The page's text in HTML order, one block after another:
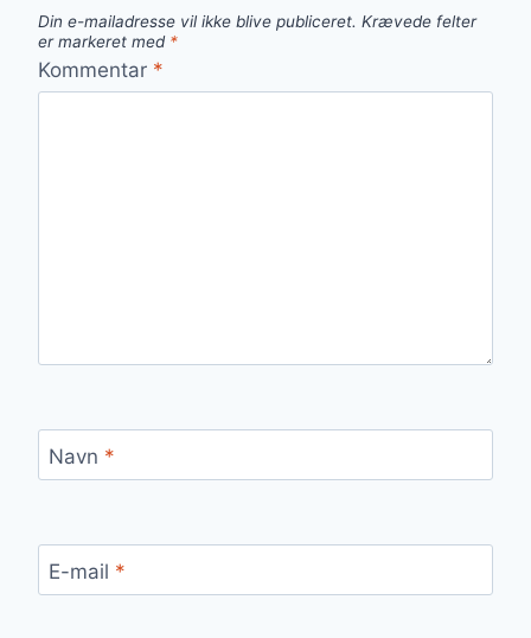
Din e-mailadresse vil ikke blive publiceret. Krævede felter
er markeret med *
Kommentar *
Navn *
E-mail *